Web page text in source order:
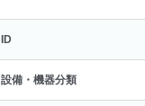
ID
設備・機器分類